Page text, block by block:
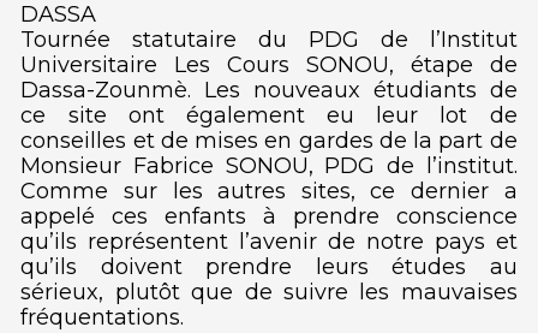
DASSA
Tournée statutaire du PDG de l’Institut
Universitaire Les Cours SONOU, étape de
Dassa-Zounmè. Les nouveaux étudiants de
ce site ont également eu leur lot de
conseilles et de mises en gardes de la part de
Monsieur Fabrice SONOU, PDG de l’institut.
Comme sur les autres sites, ce dernier a
appelé ces enfants à prendre conscience
qu’ils représentent l’avenir de notre pays et
qu’ils doivent prendre leurs études au
sérieux, plutôt que de suivre les mauvaises
fréquentations.